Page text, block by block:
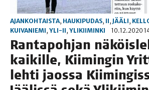
AJANKOHTAISTA, HAUKIPUDAS, II, JÄÄLI,
KUIVANIEMI, YLI-II, YLIKIIMINKI 10.12.2020
Ran­ta­poh­jan
kai­kil­le, Kii­min­gin
leh­ti jaos­sa